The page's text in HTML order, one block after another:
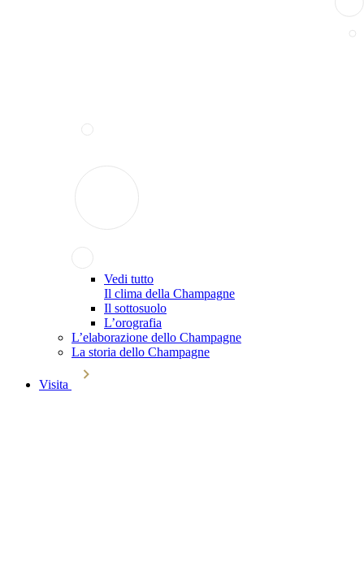
Vedi tutto
Il clima della Champagne
Il sottosuolo
L’orografia
L’elaborazione dello Champagne
La storia dello Champagne
Visita